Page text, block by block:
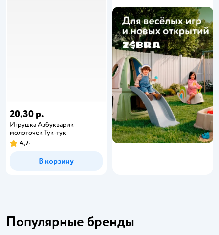
20,30 р.
Игрушка Азбукварик
молоточек Тук-тук
4,7
В корзину
Популярные бренды